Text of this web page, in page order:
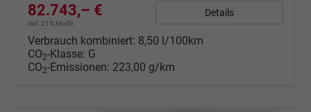
82.743,– €
incl. 21% MwSt.
Details
Verbrauch kombiniert: 8,50 l/100km
CO2-Klasse: G
CO2-Emissionen: 223,00 g/km